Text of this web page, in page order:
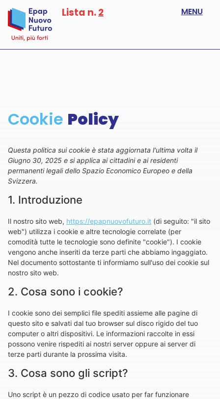
Lista n.2 MENU
Cookie Policy
Questa politica sui cookie è stata aggiornata l'ultima volta il
Giugno 30, 2025 e si applica ai cittadini e ai residenti
permanenti legali dello Spazio Economico Europeo e della
Svizzera.
1. Introduzione
Il nostro sito web, https://epapnuovofuturo.it (di seguito: "il sito
web") utilizza i cookie e altre tecnologie correlate (per
comodità tutte le tecnologie sono definite "cookie"). I cookie
vengono anche inseriti da terze parti che abbiamo ingaggiato.
Nel documento sottostante ti informiamo sull'uso dei cookie sul
nostro sito web.
2. Cosa sono i cookie?
I cookie sono dei semplici file spediti assieme alle pagine di
questo sito e salvati dal tuo browser sul disco rigido del tuo
computer o altri dispositivi. Le informazioni raccolte in essi
possono venire rispediti ai nostri server oppure ai server di
terze parti durante la prossima visita.
3. Cosa sono gli script?
Uno script è un pezzo di codice usato per far funzionare